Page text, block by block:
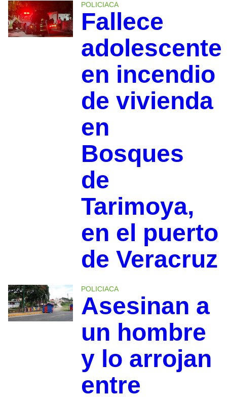
POLICIACA
Fallece
adolescente
en incendio
de vivienda
en
Bosques
de
Tarimoya,
en el puerto
de Veracruz
POLICIACA
Asesinan a
un hombre
y lo arrojan
entre